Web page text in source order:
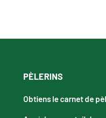
PÈLERINS
Obtiens le carnet de